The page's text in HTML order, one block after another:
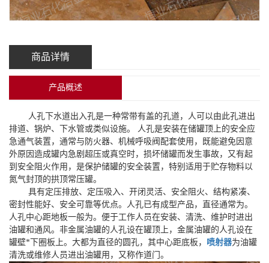
商品详情
产品概述
人孔下水道出入孔是一种常带有盖的孔道，人可以由此孔进出
排道、锅炉、下水管或类似设施。 人孔是安装在储罐顶上的安全应
急通气装置，通常与防火器、机械呼吸阀配套使用，既能避免因意
外原因造成罐内急剧超压或真空时，损坏储罐而发生事故，又有起
到安全阻火作用，是保护储罐的安全装置，特别适用于贮存物料以
氮气封顶的拱顶常压罐。
具有定压排放、定压吸入、开闭灵活、安全阻火、结构紧凑、
密封性能好、安全可靠等优点。人孔已有成型产品，直径通常为。
人孔中心距地板一般为。便于工作人员在安装、清洗、维护时进出
油罐和通风。非金属油罐的人孔设在罐顶上，金属油罐的人孔设在
罐壁*下圈板上。大都为直径的圆孔，其中心距底板，
喷射器为油罐
清洗或维修人员进出油罐用，又称作道门。